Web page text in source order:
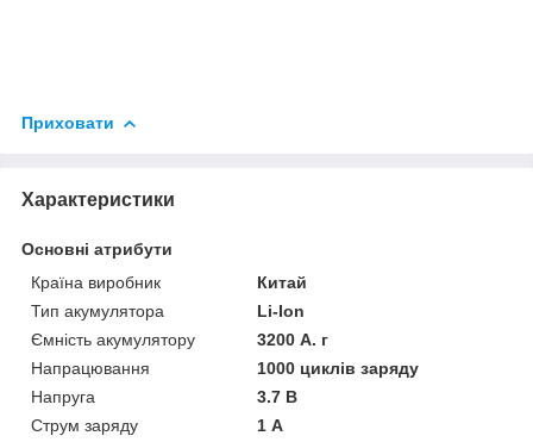
Приховати
Характеристики
Основні атрибути
Країна виробник
Китай
Тип акумулятора
Li-Ion
Ємність акумулятору
3200 А. г
Напрацювання
1000 циклів заряду
Напруга
3.7 В
Струм заряду
1 А